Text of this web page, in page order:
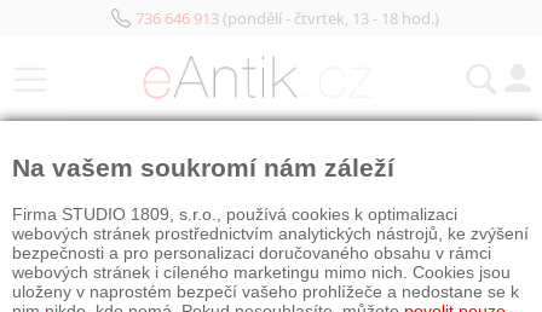
736 646 913(pondělí - čtvrtek, 13 - 18 hod.)
Na vašem soukromí nám záleží
Firma STUDIO 1809, s.r.o., používá cookies k optimalizaci
webových stránek prostřednictvím analytických nástrojů, ke zvýšení
bezpečnosti a pro personalizaci doručovaného obsahu v rámci
webových stránek i cíleného marketingu mimo nich. Cookies jsou
uloženy v naprostém bezpečí vašeho prohlížeče a nedostane se k